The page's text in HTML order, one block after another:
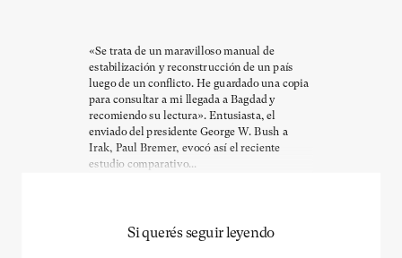
«Se trata de un maravilloso manual de
estabilización y reconstrucción de un país
luego de un conflicto. He guardado una copia
para consultar a mi llegada a Bagdad y
recomiendo su lectura». Entusiasta, el
enviado del presidente George W. Bush a
Irak, Paul Bremer, evocó así el reciente
estudio comparativo...
Si querés seguir leyendo